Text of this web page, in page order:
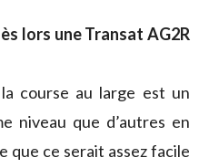
lors une Transat AG2R
course au large est un
niveau que d’autres en
que ce serait assez facile